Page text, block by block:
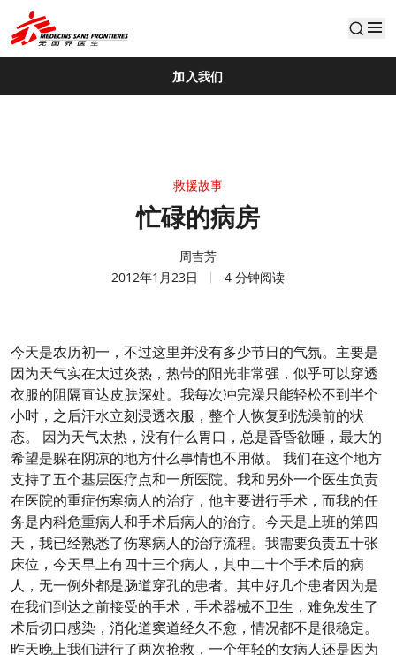
default
加入我们
救援故事
忙碌的病房
周吉芳
2012年1月23日
4 分钟阅读
今天是农历初一，不过这里并没有多少节日的气氛。主要是
因为天气实在太过炎热，热带的阳光非常强，似乎可以穿透
衣服的阻隔直达皮肤深处。我每次冲完澡只能轻松不到半个
小时，之后汗水立刻浸透衣服，整个人恢复到洗澡前的状
态。 因为天气太热，没有什么胃口，总是昏昏欲睡，最大的
希望是躲在阴凉的地方什么事情也不用做。 我们在这个地方
支持了五个基层医疗点和一所医院。我和另外一个医生负责
在医院的重症伤寒病人的治疗，他主要进行手术，而我的任
务是内科危重病人和手术后病人的治疗。今天是上班的第四
天，我已经熟悉了伤寒病人的治疗流程。我需要负责五十张
床位，今天早上有四十三个病人，其中二十个手术后的病
人，无一例外都是肠道穿孔的患者。其中好几个患者因为是
在我们到达之前接受的手术，手术器械不卫生，难免发生了
术后切口感染，消化道窦道经久不愈，情况都不是很稳定。
昨天晚上我们进行了两次抢救，一个年轻的女病人还是因为